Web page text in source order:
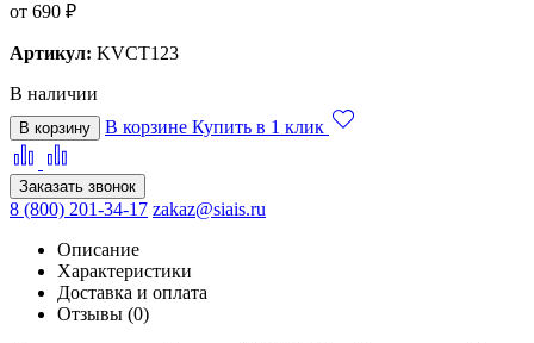
от 690 ₽
Артикул: KVCT123
В наличии
В корзину В корзине Купить в 1 клик
Заказать звонок
8 (800) 201-34-17 zakaz@siais.ru
Описание
Характеристики
Доставка и оплата
Отзывы (0)